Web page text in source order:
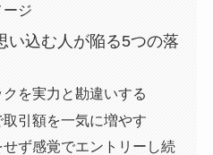
ジ
い込む人が陥る5つの落
を実力と勘違いする
引額を一気に増やす
ず感覚でエントリーし続